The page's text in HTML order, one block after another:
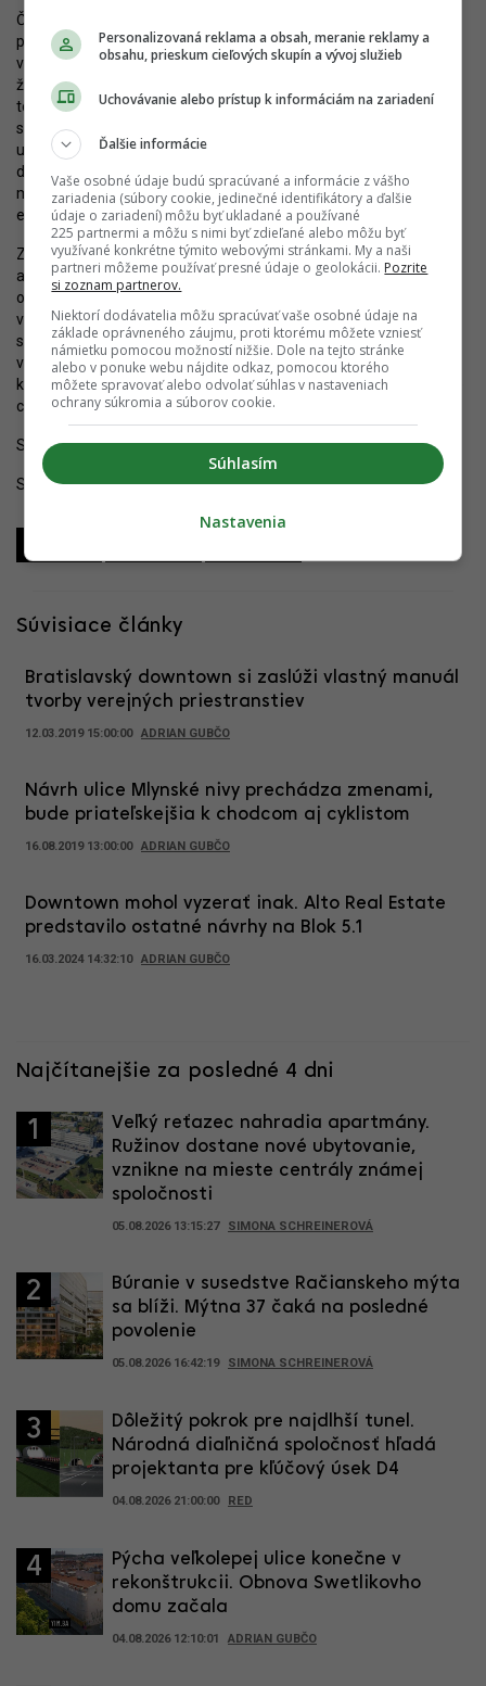
Či to zabráni podobným lapsusom, ako bola pôvodne uvažovaná
podoba ulice Mlynské nivy, kde HB Reavis dostal prikázané
vybudovať také kapacity pre individuálnu automobilovú dopravu,
že verejný priestor bol úplne potlačený, je otázne. Aktuálne bolo
totiž udelenézáväzné stanoviskopre úpravy Košickej v súvislosti
s projektom Mlynské Nivy Košická, kde sa pre vjazd do garáži
uvažuje s rampou v strede ulice, čo do istej miery pripomína vjazd
do podzemného kruhového objazdu na „bulvári Nivy“. Kvalitná
mestská ulica by takéto rampy obsahovať nemala. Mesto však jej
existenciu nenamietlo.
Zdá sa tak, že radikálne zmeny vo vzťahu k tvorbe dopravného
a verejného priestoru v downtowne, ak nerátam električkovú trať,
očakávať zatiaľ veľmi nemožno. Spôsobené to je nepochybne aj
veľkým rozsahom tu realizovaného developmentu, pri
strategickom uvažovaní by sa však malo rátať s dlhodobejším
výhľadom pri hodnotení dopravných trendov. Náznaky nového,
koncepčnejšieho prístupu k tvorbe veľkej vízie Bratislavy sú v tejto
chvíli len slabé.
Sledujte YIM.BA naInstagrame.
Sledujte YIM.BA naYouTube.
Súvisiace články
Bratislavský downtown si zaslúži vlastný manuál
tvorby verejných priestranstiev
12.03.2019 15:00:00 ADRIAN GUBČO
Návrh ulice Mlynské nivy prechádza zmenami,
bude priateľskejšia k chodcom aj cyklistom
16.08.2019 13:00:00 ADRIAN GUBČO
Downtown mohol vyzerať inak. Alto Real Estate
predstavilo ostatné návrhy na Blok 5.1
16.03.2024 14:32:10 ADRIAN GUBČO
Najčítanejšie za posledné 4 dni
1
Veľký reťazec nahradia apartmány.
Ružinov dostane nové ubytovanie,
vznikne na mieste centrály známej
spoločnosti
05.08.2026 13:15:27 SIMONA SCHREINEROVÁ
2
Búranie v susedstve Račianskeho mýta
sa blíži. Mýtna 37 čaká na posledné
povolenie
05.08.2026 16:42:19 SIMONA SCHREINEROVÁ
3
Dôležitý pokrok pre najdlhší tunel.
Národná diaľničná spoločnosť hľadá
projektanta pre kľúčový úsek D4
04.08.2026 21:00:00 RED
4
Pýcha veľkolepej ulice konečne v
rekonštrukcii. Obnova Swetlikovho
domu začala
04.08.2026 12:10:01 ADRIAN GUBČO
Personalizovaná reklama a obsah, meranie reklamy a
obsahu, prieskum cieľových skupín a vývoj služieb
Uchovávanie alebo prístup k informáciám na zariadení
Ďalšie informácie
Vaše osobné údaje budú spracúvané a informácie z vášho
zariadenia (súbory cookie, jedinečné identifikátory a ďalšie
údaje o zariadení) môžu byť ukladané a používané
225 partnermi a môžu s nimi byť zdieľané alebo môžu byť
využívané konkrétne týmito webovými stránkami. My a naši
partneri môžeme používať presné údaje o geolokácii. Pozrite
si zoznam partnerov.
Niektorí dodávatelia môžu spracúvať vaše osobné údaje na
základe oprávneného záujmu, proti ktorému môžete vzniesť
námietku pomocou možností nižšie. Dole na tejto stránke
alebo v ponuke webu nájdite odkaz, pomocou ktorého
môžete spravovať alebo odvolať súhlas v nastaveniach
ochrany súkromia a súborov cookie.
Súhlasím
Nastavenia